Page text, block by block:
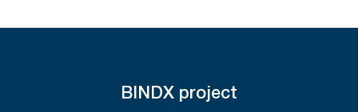
BINDX project